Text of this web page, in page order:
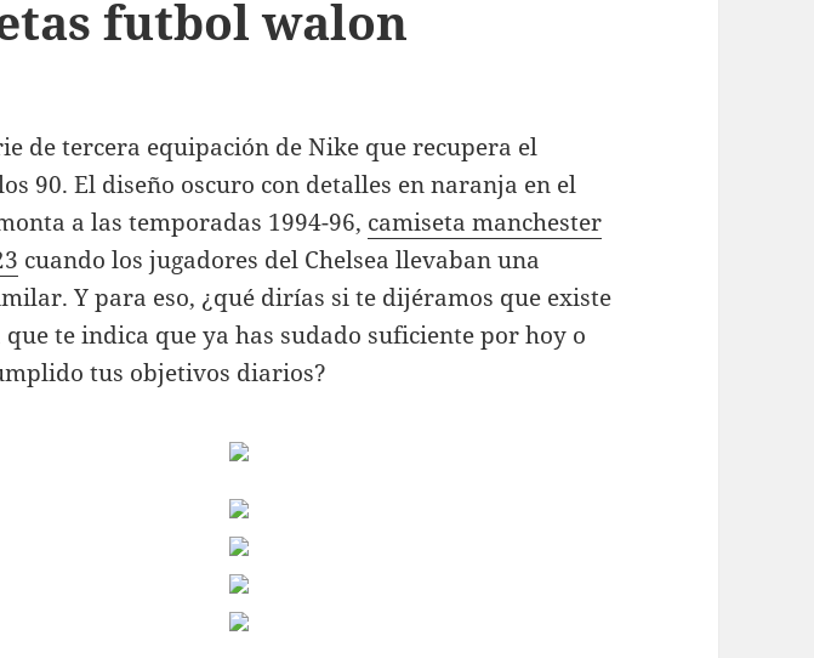
futbol walon
de tercera equipación de Nike que recupera el
90. El diseño oscuro con detalles en naranja en el
a las temporadas 1994-96, camiseta manchester
cuando los jugadores del Chelsea llevaban una
Y para eso, ¿qué dirías si te dijéramos que existe
te indica que ya has sudado suficiente por hoy o
tus objetivos diarios?